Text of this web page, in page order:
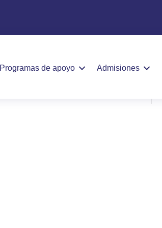
Programas de apoyo Admisiones